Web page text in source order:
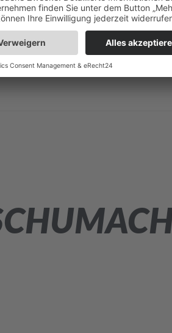
#020 tauscht sich Steffen Foede